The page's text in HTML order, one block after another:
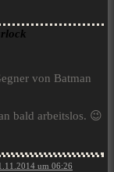
von Batman
bald arbeitslos. 😉
um 06:26